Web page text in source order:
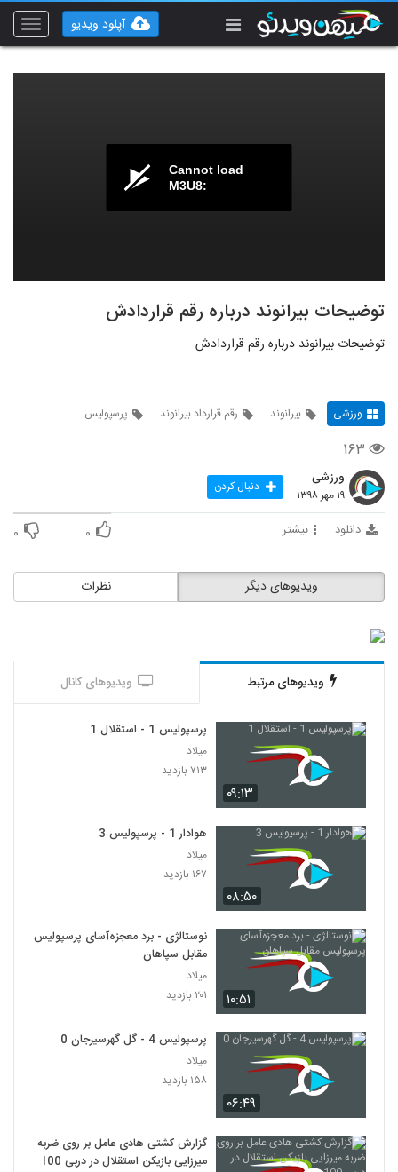
Toggle
آپلود ویدیو
Cannot load
M3U8:
توضیحات بیرانوند درباره رقم قراردادش
توضیحات بیرانوند درباره رقم قراردادش
ورزشی بیرانوند رقم قرارداد بیرانوند پرسپولیس
۱۶۳
ورزشی
۱۹ مهر ۱۳۹۸ دنبال کردن
دانلود بیشتر ۰ ۰
نظرات ویدیوهای دیگر
ویدیوهای مرتبط ویدیوهای کانال
۰۹:۱۳
پرسپولیس 1 - استقلال 1
میلاد
۷۱۳ بازدید
۰۸:۵۰
هوادار 1 - پرسپولیس 3
میلاد
۱۶۷ بازدید
۱۰:۵۱
نوستالژی - برد معجزه‌آسای پرسپولیس
مقابل سپاهان
میلاد
۲۰۱ بازدید
۰۶:۴۹
پرسپولیس 4 - گل گهرسیرجان 0
میلاد
۱۵۸ بازدید
گزارش کشتی هادی عامل بر روی ضربه
میرزایی بازیکن استقلال در دربی 100